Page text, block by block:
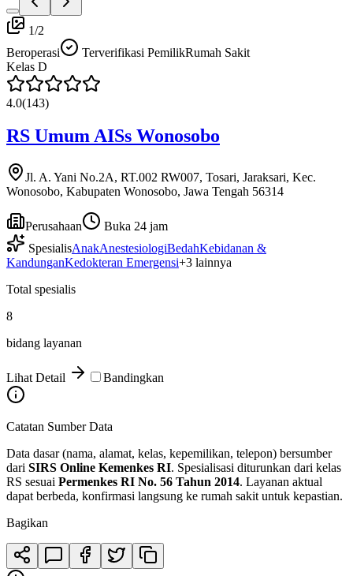
1/2
Beroperasi
Terverifikasi PemilikRumah Sakit
Kelas D
4.0(143)
RS Umum AISs Wonosobo
Jl. A. Yani No.2A, RT.002 RW007, Tosari, Jaraksari, Kec.
Wonosobo, Kabupaten Wonosobo, Jawa Tengah 56314
Perusahaan
Buka 24 jam
SpesialisAnakAnestesiologiBedahKebidanan &
KandunganKedokteran Emergensi+3 lainnya
Total spesialis
8
bidang layanan
Lihat Detail Bandingkan
Catatan Sumber Data
Data dasar (nama, alamat, kelas, kepemilikan, telepon) bersumber
dari SIRS Online Kemenkes RI. Spesialisasi diturunkan dari kelas
RS sesuai Permenkes RI No. 56 Tahun 2014. Layanan aktual
dapat berbeda, konfirmasi langsung ke rumah sakit untuk kepastian.
Bagikan